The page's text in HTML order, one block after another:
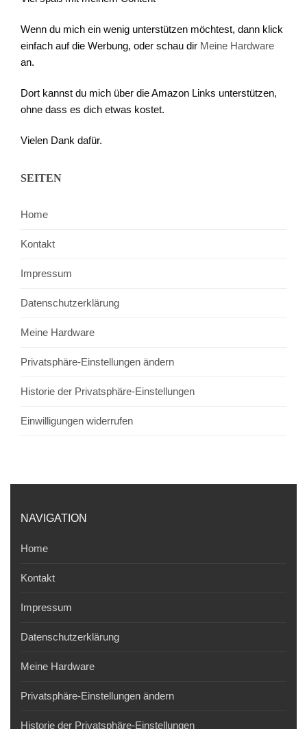
Wenn du mich ein wenig unterstützen möchtest, dann klick
einfach auf die Werbung, oder schau dir Meine Hardware
an.
Dort kannst du mich über die Amazon Links unterstützen,
ohne dass es dich etwas kostet.
Vielen Dank dafür.
SEITEN
Home
Kontakt
Impressum
Datenschutzerklärung
Meine Hardware
Privatsphäre-Einstellungen ändern
Historie der Privatsphäre-Einstellungen
Einwilligungen widerrufen
NAVIGATION
Home
Kontakt
Impressum
Datenschutzerklärung
Meine Hardware
Privatsphäre-Einstellungen ändern
Historie der Privatsphäre-Einstellungen